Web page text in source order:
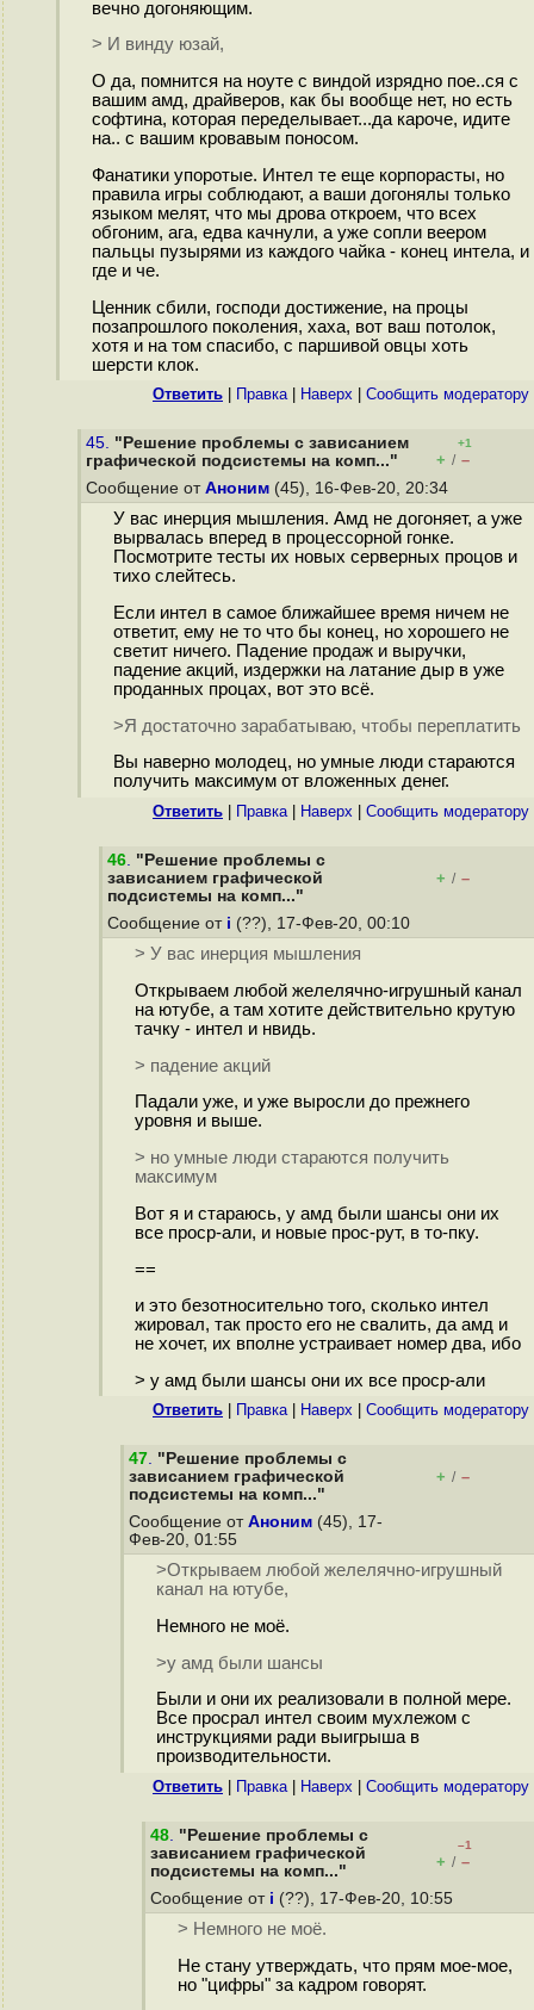
вечно догоняющим.
> И винду юзай,
О да, помнится на ноуте с виндой изрядно пое..ся с
вашим амд, драйверов, как бы вообще нет, но есть
софтина, которая переделывает...да кароче, идите
на.. с вашим кровавым поносом.
Фанатики упоротые. Интел те еще корпорасты, но
правила игры соблюдают, а ваши догонялы только
языком мелят, что мы дрова откроем, что всех
обгоним, ага, едва качнули, а уже сопли веером
пальцы пузырями из каждого чайка - конец интела, и
где и че.
Ценник сбили, господи достижение, на процы
позапрошлого поколения, хаха, вот ваш потолок,
хотя и на том спасибо, с паршивой овцы хоть
шерсти клок.
Ответить Правка| Наверх Cообщить модератору
45. "Решение проблемы с зависанием
графической подсистемы на комп..."
+1
+ / –
Сообщение от Аноним (45), 16-Фев-20, 20:34
У вас инерция мышления. Амд не догоняет, а уже
вырвалась вперед в процессорной гонке.
Посмотрите тесты их новых серверных процов и
тихо слейтесь.
Если интел в самое ближайшее время ничем не
ответит, ему не то что бы конец, но хорошего не
светит ничего. Падение продаж и выручки,
падение акций, издержки на латание дыр в уже
проданных процах, вот это всё.
>Я достаточно зарабатываю, чтобы переплатить
Вы наверно молодец, но умные люди стараются
получить максимум от вложенных денег.
Ответить Правка| Наверх Cообщить модератору
46. "Решение проблемы с
зависанием графической
подсистемы на комп..."
+ / –
Сообщение от i (??), 17-Фев-20, 00:10
> У вас инерция мышления
Открываем любой желелячно-игрушный канал
на ютубе, а там хотите действительно крутую
тачку - интел и нвидь.
> падение акций
Падали уже, и уже выросли до прежнего
уровня и выше.
> но умные люди стараются получить
максимум
Вот я и стараюсь, у амд были шансы они их
все проср-али, и новые прос-рут, в то-пку.
==
и это безотносительно того, сколько интел
жировал, так просто его не свалить, да амд и
не хочет, их вполне устраивает номер два, ибо
> у амд были шансы они их все проср-али
Ответить Правка| Наверх Cообщить модератору
47. "Решение проблемы с
зависанием графической
подсистемы на комп..."
+ / –
Сообщение от Аноним (45), 17-
Фев-20, 01:55
>Открываем любой желелячно-игрушный
канал на ютубе,
Немного не моё.
>у амд были шансы
Были и они их реализовали в полной мере.
Все прос⁠рал интел своим мухлежом с
инструкциями ради выигрыша в
производительности.
Ответить Правка| Наверх Cообщить модератору
48. "Решение проблемы с
зависанием графической
подсистемы на комп..."
–1
+ / –
Сообщение от i (??), 17-Фев-20, 10:55
> Немного не моё.
Не стану утверждать, что прям мое-мое,
но "цифры" за кадром говорят.